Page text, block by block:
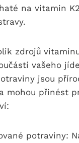
na vitamin
zdrojů
vašeho
jsou
mohou přinést
potraviny: